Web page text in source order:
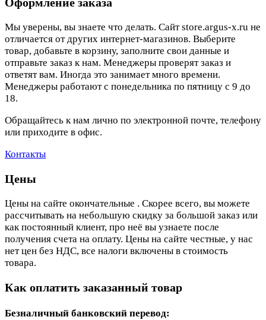
Мы уверены, вы знаете что делать. Сайт store.argus-x.ru не
отличается от других интернет-магазинов. Выберите
товар, добавьте в корзину, заполните свои данные и
отправьте заказ к нам. Менеджеры проверят заказ и
ответят вам. Иногда это занимает много времени.
Менеджеры работают с понедельника по пятницу с 9 до
18.
Обращайтесь к нам лично по электронной почте, телефону
или приходите в офис.
Контакты
Цены
Цены на сайте окончательные . Скорее всего, вы можете
рассчитывать на небольшую скидку за большой заказ или
как постоянный клиент, про неё вы узнаете после
получения счета на оплату. Цены на сайте честные, у нас
нет цен без НДС, все налоги включены в стоимость
товара.
Как оплатить заказанный товар
Безналичный банковский перевод: